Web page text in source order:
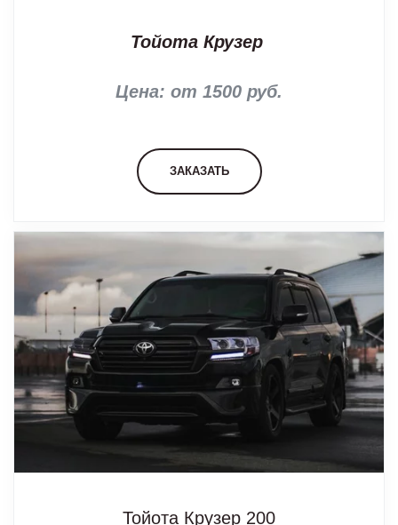
Тойота Крузер
Цена: от 1500 руб.
ЗАКАЗАТЬ
Тойота Крузер 200